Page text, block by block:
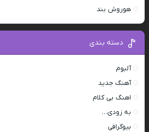
هوروش بند
دسته بندی
آلبوم
آهنگ جدید
اهنگ بی کلام
به زودی…
بیوگرافی